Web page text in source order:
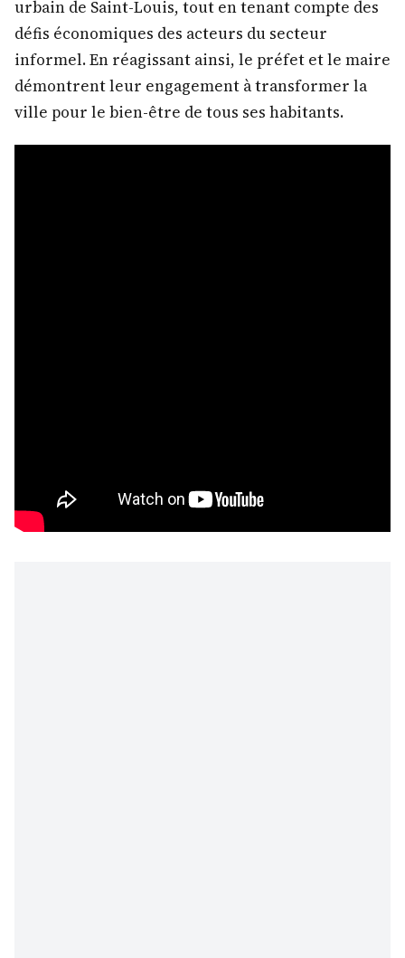
urbain de Saint-Louis, tout en tenant compte des
défis économiques des acteurs du secteur
informel. En réagissant ainsi, le préfet et le maire
démontrent leur engagement à transformer la
ville pour le bien-être de tous ses habitants.